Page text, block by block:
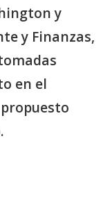
y
y Finanzas,
en el